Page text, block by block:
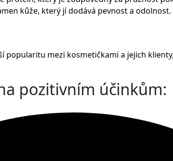
kůže, který jí dodává pevnost a
popularitu mezi kosmetičkami a jejich
pozitivním účinkům: